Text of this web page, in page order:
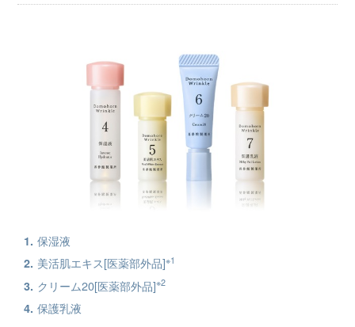
保湿液
美活肌エキス[医薬部外品]※1
クリーム20[医薬部外品]※2
保護乳液